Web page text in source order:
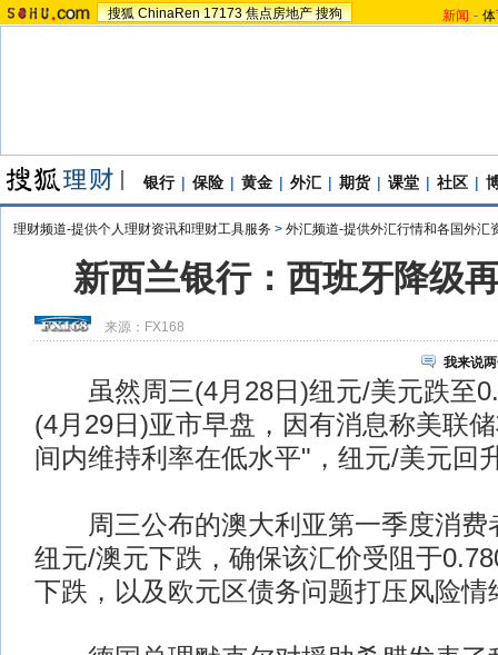
搜狐 ChinaRen 17173 焦点房地产 搜狗 新闻 -
银行 | 保险 | 黄金 | 外汇 | 期货 | 课堂 | 社区 |
理财频道-提供个人理财资讯和理财工具服务 > 外汇频道-提供外汇行情和各国外汇
新西兰银行：西班牙降级
来源： FX168
我来说
虽然周三(4月28日)纽元/美元跌至
(4月29日)亚市早盘，因有消息称美联
间内维持利率在低水平"，纽元/美元回
周三公布的澳大利亚第一季度消费
纽元/澳元下跌，确保该汇价受阻于
下跌，以及欧元区债务问题打压风险情